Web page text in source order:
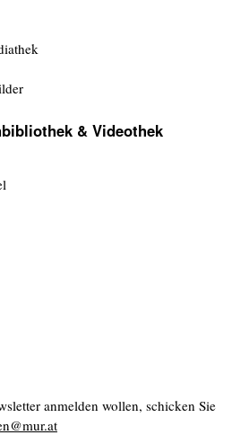
& Videothek
anmelden wollen, schicken Sie